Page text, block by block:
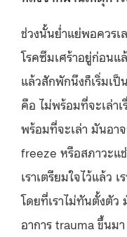
ช่วงนั้นย่ำแย่พอควร
โรคซึมเศร้าอยู่ก่อนแ
แล้วสักพักนึงก็เริ่มเ
คือ ไม่พร้อมที่จะเล่า
พร้อมที่จะเล่า มันอา
freeze หรือสภาวะแ
เราเตรียมใจไว้แล้ว
โดยที่เราไม่ทันตั้งตัว
อาการ trauma ขึ้นม